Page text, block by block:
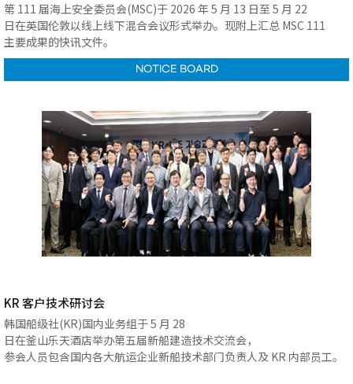
第 111 届海上安全委员会(MSC)于 2026 年 5 月 13 日至 5 月 22
日在英国伦敦以线上线下混合会议形式举办。现附上汇总 MSC 111
主要成果的快讯文件。
NOTICE BOARD
KR 客户技术研讨会
韩国船级社(KR)国内业务组于 5 月 28
日在釜山乐天酒店举办第五届新船建造技术交流会，
参会人员包含国内各大航运企业新船技术部门负责人及 KR 内部员工。